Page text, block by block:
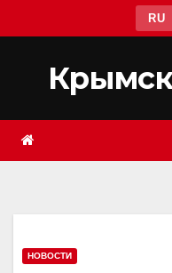
к
содержимому
RU
НОВОСТИ